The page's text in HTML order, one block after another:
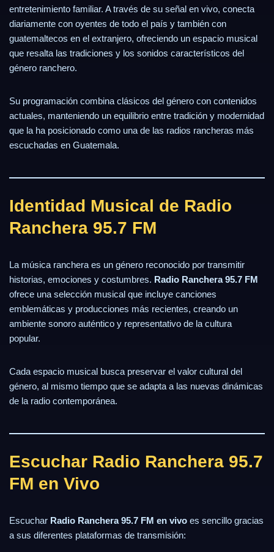
entretenimiento familiar. A través de su señal en vivo, conecta
diariamente con oyentes de todo el país y también con
guatemaltecos en el extranjero, ofreciendo un espacio musical
que resalta las tradiciones y los sonidos característicos del
género ranchero.
Su programación combina clásicos del género con contenidos
actuales, manteniendo un equilibrio entre tradición y modernidad
que la ha posicionado como una de las radios rancheras más
escuchadas en Guatemala.
Identidad Musical de Radio
Ranchera 95.7 FM
La música ranchera es un género reconocido por transmitir
historias, emociones y costumbres. Radio Ranchera 95.7 FM
ofrece una selección musical que incluye canciones
emblemáticas y producciones más recientes, creando un
ambiente sonoro auténtico y representativo de la cultura
popular.
Cada espacio musical busca preservar el valor cultural del
género, al mismo tiempo que se adapta a las nuevas dinámicas
de la radio contemporánea.
Escuchar Radio Ranchera 95.7
FM en Vivo
Escuchar Radio Ranchera 95.7 FM en vivo es sencillo gracias
a sus diferentes plataformas de transmisión: